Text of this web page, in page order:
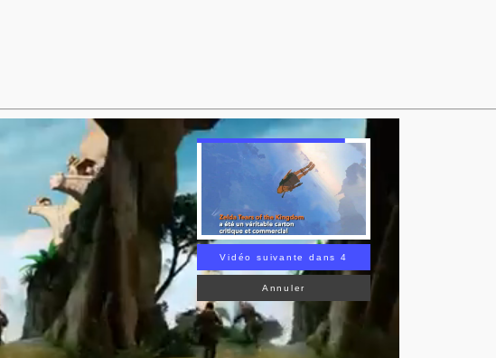
Vidéo suivante dans 3
Annuler